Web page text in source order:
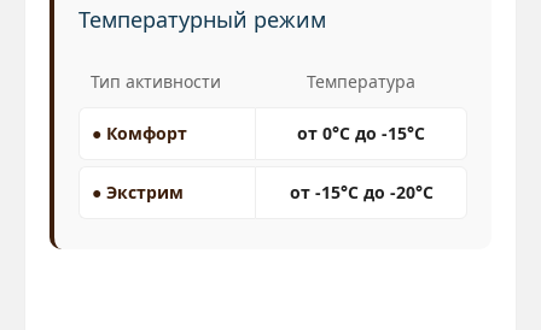
Температурный режим
Тип активности Температура
● Комфорт от 0°C до -15°C
● Экстрим от -15°C до -20°C